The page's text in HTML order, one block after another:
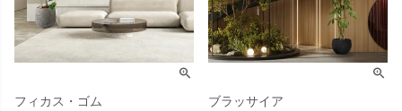
フィカス・ゴム
ブラッサイア